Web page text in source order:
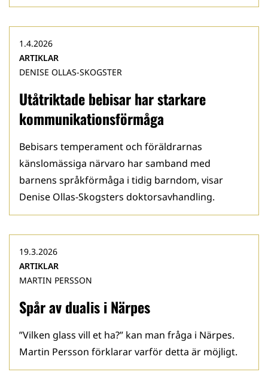
Utåtriktade bebisar har starkare
kommunikationsförmåga
1.4.2026
ARTIKLAR
DENISE OLLAS-SKOGSTER
Bebisars temperament och föräldrarnas
känslomässiga närvaro har samband med
barnens språkförmåga i tidig barndom, visar
Denise Ollas-Skogsters doktorsavhandling.
Spår av dualis i Närpes
19.3.2026
ARTIKLAR
MARTIN PERSSON
”Vilken glass vill et ha?” kan man fråga i Närpes.
Martin Persson förklarar varför detta är möjligt.